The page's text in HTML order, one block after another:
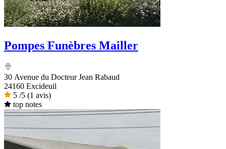
Pompes Funèbres Mailler
30 Avenue du Docteur Jean Rabaud
24160 Excideuil
5 /5 (1 avis)
top notes